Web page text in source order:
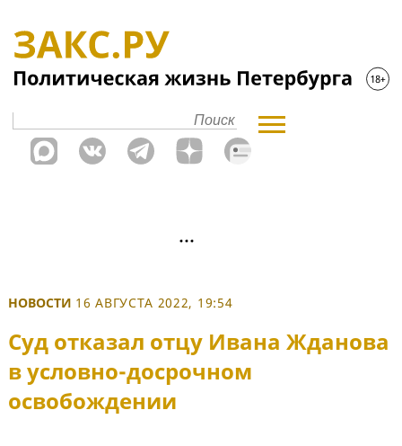
НОВОСТИ 16 АВГУСТА 2022, 19:54
Суд отказал отцу Ивана Жданова
в условно-досрочном
освобождении